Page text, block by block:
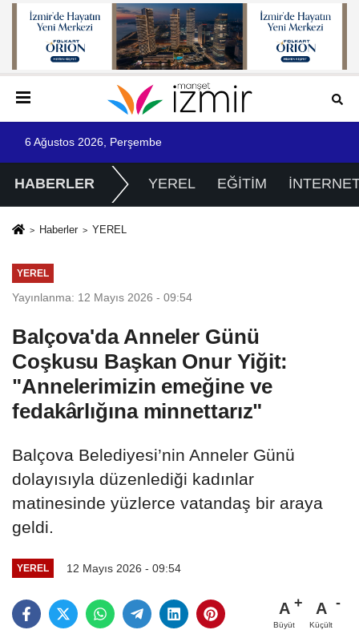
6 Ağustos 2026, Perşembe
HABERLER YEREL EĞİTİM
Haberler YEREL
YEREL
Yayınlanma: 12 Mayıs 2026 - 09:54
Balçova'da Anneler Günü
Coşkusu Başkan Onur Yiğit:
"Annelerimizin emeğine ve
fedakârlığına minnettarız"
Balçova Belediyesi’nin Anneler Günü
dolayısıyla düzenlediği kadınlar
matinesinde yüzlerce vatandaş bir araya
geldi.
YEREL 12 Mayıs 2026 - 09:54
A
Büyüt
A
Küçült